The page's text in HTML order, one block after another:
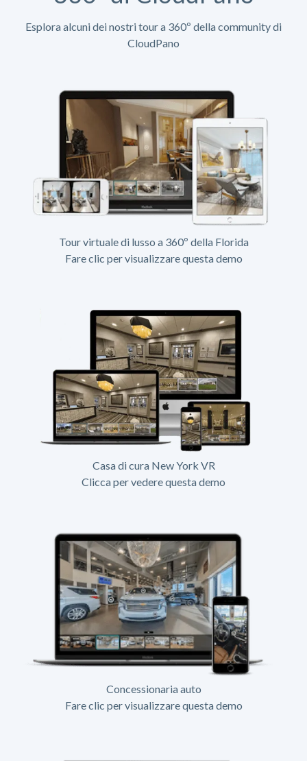
Esplora alcuni dei nostri tour a 360º della community di
CloudPano
Tour virtuale di lusso a 360º della Florida
Fare clic per visualizzare questa demo
Casa di cura New York VR
Clicca per vedere questa demo
Concessionaria auto
Fare clic per visualizzare questa demo